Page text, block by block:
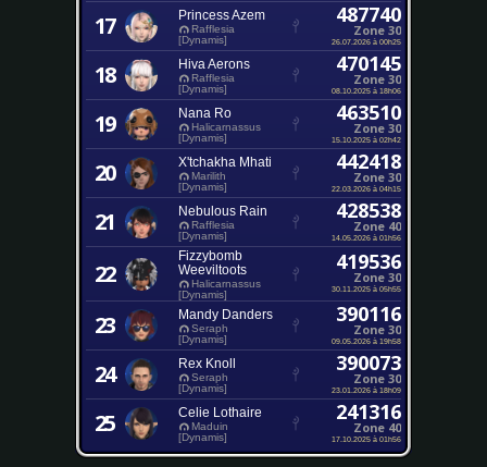
17 Princess Azem
Rafflesia
[Dynamis]
487740
Zone 30
26.07.2026 à 00h25
18 Hiva Aerons
Rafflesia
[Dynamis]
470145
Zone 30
08.10.2025 à 18h06
19 Nana Ro
Halicarnassus
[Dynamis]
463510
Zone 30
15.10.2025 à 02h42
20 X'tchakha Mhati
Marilith
[Dynamis]
442418
Zone 30
22.03.2026 à 04h15
21 Nebulous Rain
Rafflesia
[Dynamis]
428538
Zone 40
14.05.2026 à 01h56
22
Fizzybomb
Weeviltoots
Halicarnassus
[Dynamis]
419536
Zone 30
30.11.2025 à 05h55
23 Mandy Danders
Seraph
[Dynamis]
390116
Zone 30
09.05.2026 à 19h58
24 Rex Knoll
Seraph
[Dynamis]
390073
Zone 30
23.01.2026 à 18h09
25 Celie Lothaire
Maduin
[Dynamis]
241316
Zone 40
17.10.2025 à 01h56